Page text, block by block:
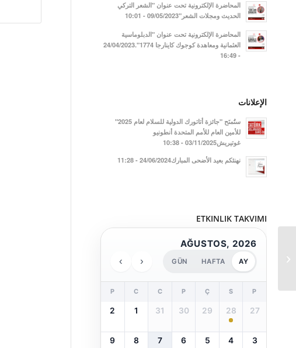
المحاضرة الإلكترونية تحت عنوان "الشعر التركي
الحديث ومجلات الشعر"09/05/2023 - 10:01
المحاضرة الإلكترونية تحت عنوان "الدبلوماسية
العثمانية ومعاهدة كوجوك كاينارجا 1774".24/04/2023
- 16:49
الإعلانات
ستُمنَح "جائزة أتاتورك الدولية للسلام لعام 2025"
للأمين العام للأمم المتحدة أنطونيو
غوتيريش03/11/2025 - 10:38
نهنئكم بعيد الأضحى المبارك24/06/2024 - 11:28
ETKINLIK TAKVIMI
AĞUSTOS, 2026
AY
HAFTA
GÜN
‹
›
P
S
Ç
P
C
C
P
27
28
29
30
31
1
2
3
4
5
6
7
8
9
نحي ذكرى انتصار جناق
قلعة ويوم الشهداء